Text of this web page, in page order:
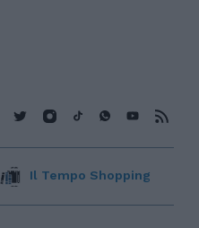
Il Tempo Shopping